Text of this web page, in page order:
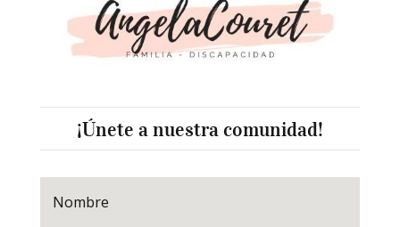
¡Únete a nuestra comunidad!